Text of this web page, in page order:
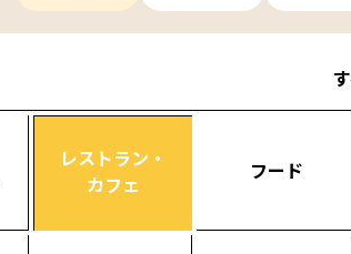
レストラン・
カフェ
フード